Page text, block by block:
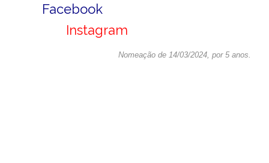
Facebook
Instagram
Nomeação de 14/03/2024, por 5 anos.